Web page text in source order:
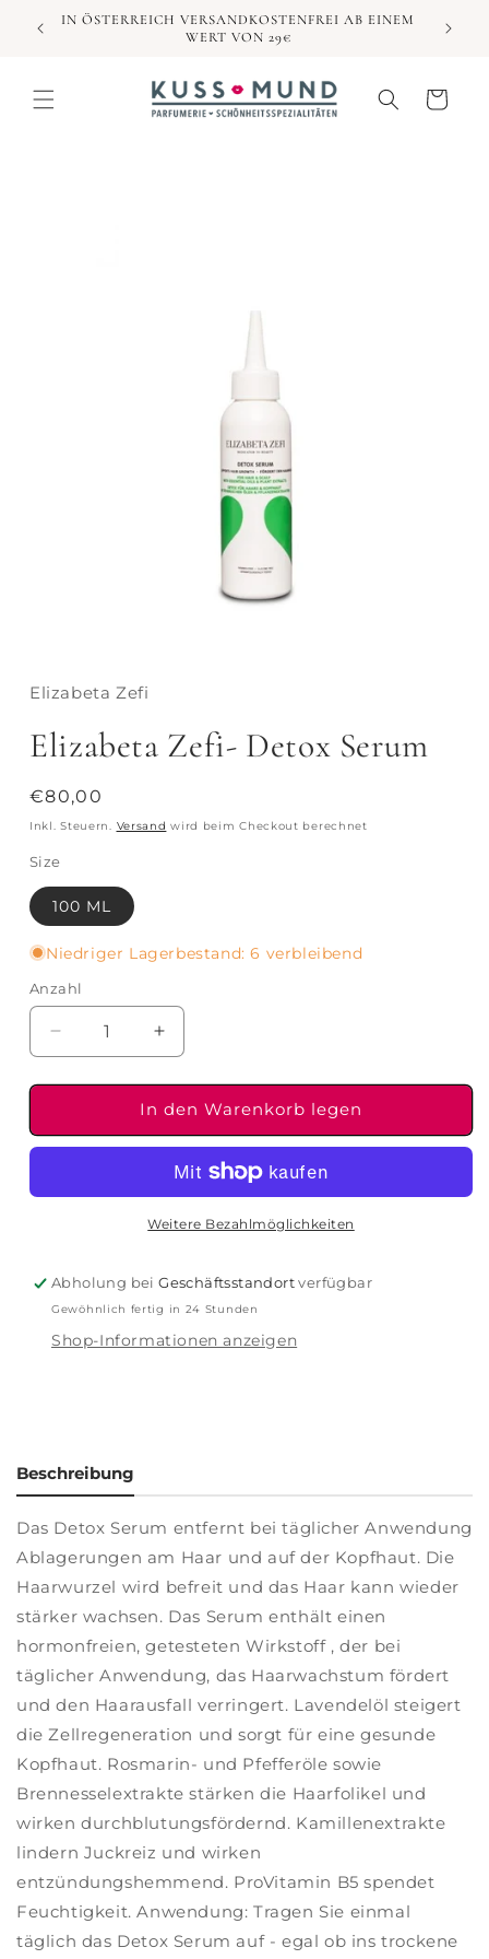
zumIN ÖSTERREICH VERSANDKOSTENFREI AB EINEM
WERT VON 29€
Warenkorb
Elizabeta Zefi
Elizabeta Zefi- Detox Serum
Normaler
Preis
€80,00
Inkl. Steuern. Versand wird beim Checkout berechnet
Size
100 ML
Niedriger Lagerbestand: 6 verbleibend
Anzahl
Verringere
die
Menge
Elizabeta
Serum
Erhöhe
die
Menge
für
Elizabeta
Detox
Serum
In den Warenkorb legen
Weitere Bezahlmöglichkeiten
Abholung beiGeschäftsstandortverfügbar
Gewöhnlich fertig in 24 Stunden
Shop-Informationen anzeigen
Beschreibung
Das Detox Serum entfernt bei täglicher Anwendung
Ablagerungen am Haar und auf der Kopfhaut. Die
Haarwurzel wird befreit und das Haar kann wieder
stärker wachsen. Das Serum enthält einen
hormonfreien, getesteten Wirkstoff , der bei
täglicher Anwendung, das Haarwachstum fördert
und den Haarausfall verringert. Lavendelöl steigert
die Zellregeneration und sorgt für eine gesunde
Kopfhaut. Rosmarin- und Pfefferöle sowie
Brennesselextrakte stärken die Haarfolikel und
wirken durchblutungsfördernd. Kamillenextrakte
lindern Juckreiz und wirken
entzündungshemmend. ProVitamin B5 spendet
Feuchtigkeit. Anwendung: Tragen Sie einmal
täglich das Detox Serum auf - egal ob ins trockene